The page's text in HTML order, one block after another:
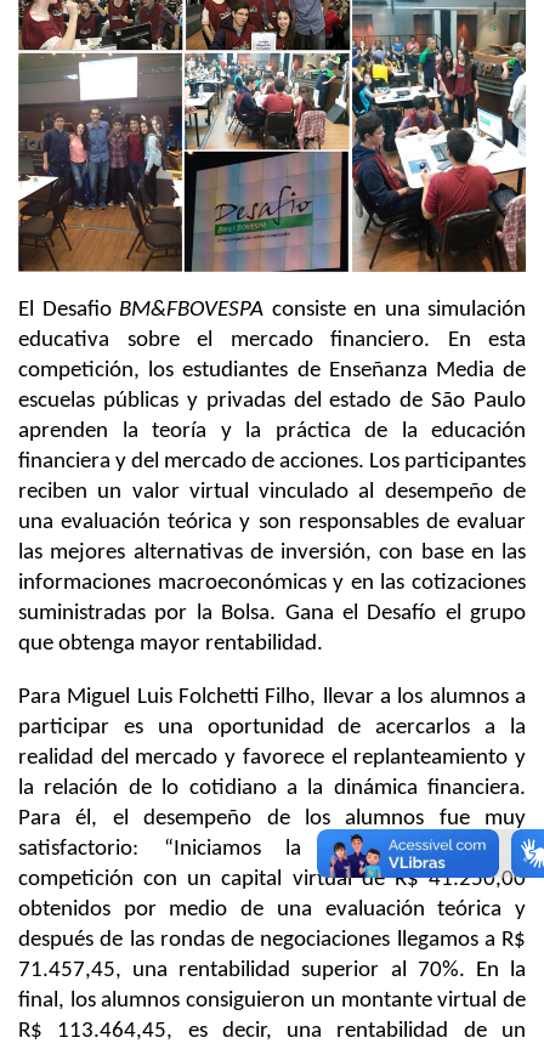
El Desafio BM&FBOVESPA consiste en una simulación
educativa sobre el mercado financiero. En esta
competición, los estudiantes de Enseñanza Media de
escuelas públicas y privadas del estado de São Paulo
aprenden la teoría y la práctica de la educación
financiera y del mercado de acciones. Los participantes
reciben un valor virtual vinculado al desempeño de
una evaluación teórica y son responsables de evaluar
las mejores alternativas de inversión, con base en las
informaciones macroeconómicas y en las cotizaciones
suministradas por la Bolsa. Gana el Desafío el grupo
que obtenga mayor rentabilidad.
Para Miguel Luis Folchetti Filho, llevar a los alumnos a
participar es una oportunidad de acercarlos a la
realidad del mercado y favorece el replanteamiento y
la relación de lo cotidiano a la dinámica financiera.
Para él, el desempeño de los alumnos fue muy
satisfactorio: “Iniciamos la eliminatoria de la
competición con un capital virtual de R$ 41.250,00
obtenidos por medio de una evaluación teórica y
después de las rondas de negociaciones llegamos a R$
71.457,45, una rentabilidad superior al 70%. En la
final, los alumnos consiguieron un montante virtual de
R$ 113.464,45, es decir, una rentabilidad de un